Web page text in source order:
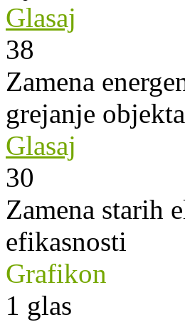
Glasaj
38
Zamena
grejanje objekta
Glasaj
30
Zamena starih
efikasnosti
Grafikon
1 glas